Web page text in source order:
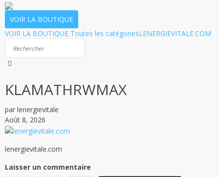
VOIR LA BOUTIQUE
VOIR LA BOUTIQUE Toutes les catégoriesLENERGIEVITALE.COM
KLAMATHRWMAX
par lenergievitale
Août 8, 2026
lenergievitale.com
Laisser un commentaire